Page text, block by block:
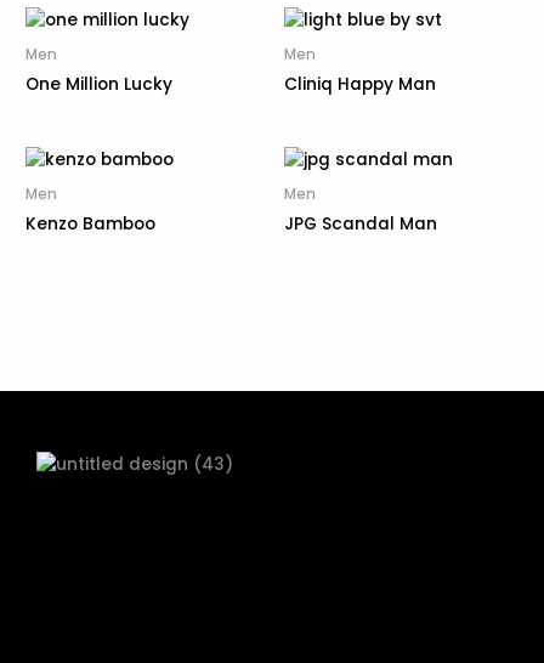
Men
One Million Lucky
Men
Cliniq Happy Man
Men
Kenzo Bamboo
Men
JPG Scandal Man